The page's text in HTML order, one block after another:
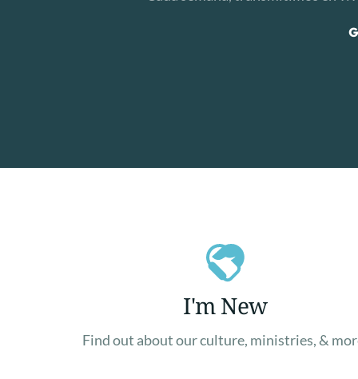
I'm New
Find out about our culture, ministries, &